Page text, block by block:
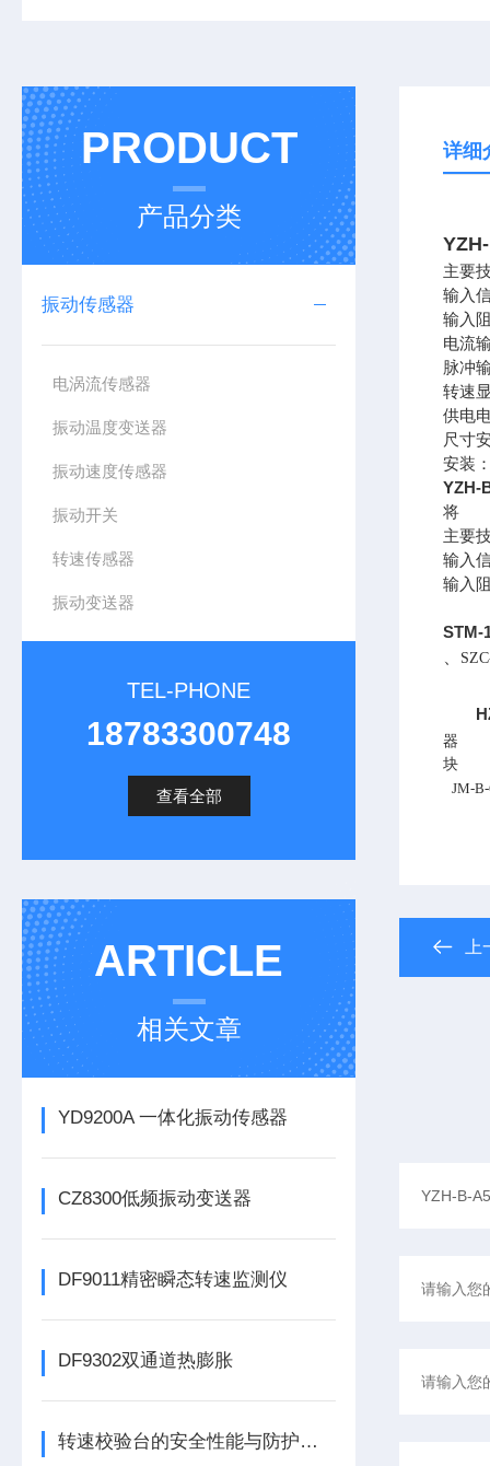
PRODUCT
产品分类
振动传感器
电涡流传感器
振动温度变送器
振动速度传感器
振动开关
转速传感器
振动变送器
TEL-PHONE
18783300748
查看全部
ARTICLE
相关文章
YD9200A 一体化振动传感器
CZ8300低频振动变送器
DF9011精密瞬态转速监测仪
DF9302双通道热膨胀
转速校验台的安全性能与防护措施
详细
主要
输入
输入
电流
脉冲
转速
供电
尺寸
安装
YZH-
将
主要
输入
输入
STM-
器
块
JM-